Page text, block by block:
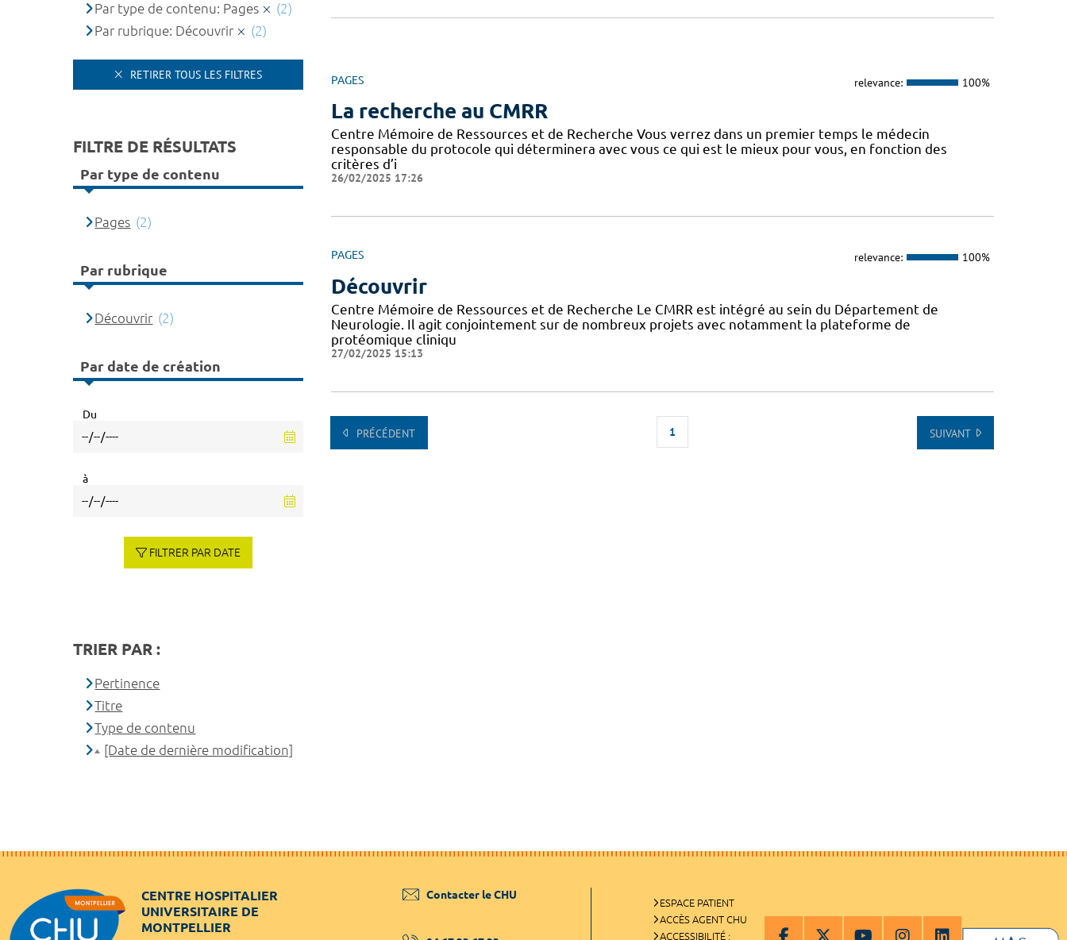
PAGES relevance: 100%
La recherche au CMRR
Centre Mémoire de Ressources et de Recherche Vous verrez dans un premier temps le médecin
responsable du protocole qui déterminera avec vous ce qui est le mieux pour vous, en fonction des
critères d’i
26/02/2025 17:26
PAGES relevance: 100%
Découvrir
Centre Mémoire de Ressources et de Recherche Le CMRR est intégré au sein du Département de
Neurologie. Il agit conjointement sur de nombreux projets avec notamment la plateforme de
protéomique cliniqu
27/02/2025 15:13
PRÉCÉDENT 1 SUIVANT
Par type de contenu: Pages
(2)
Par rubrique: Découvrir
(2)
RETIRER TOUS LES FILTRES
FILTRE DE RÉSULTATS
Par type de contenu
Pages (2)
Par rubrique
Découvrir (2)
Par date de création
Du
à
FILTRER PAR DATE
TRIER PAR :
Pertinence
Titre
Type de contenu
[Date de dernière modification]
CENTRE HOSPITALIER
UNIVERSITAIRE DE
MONTPELLIER
Contacter le CHU
ESPACE PATIENT
ACCÈS AGENT CHU
ACCESSIBILITÉ :